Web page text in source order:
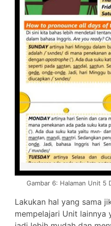
Gambar 6: Halaman Unit 5
Lakukan hal yang sama
mempelajari Unit lainnya